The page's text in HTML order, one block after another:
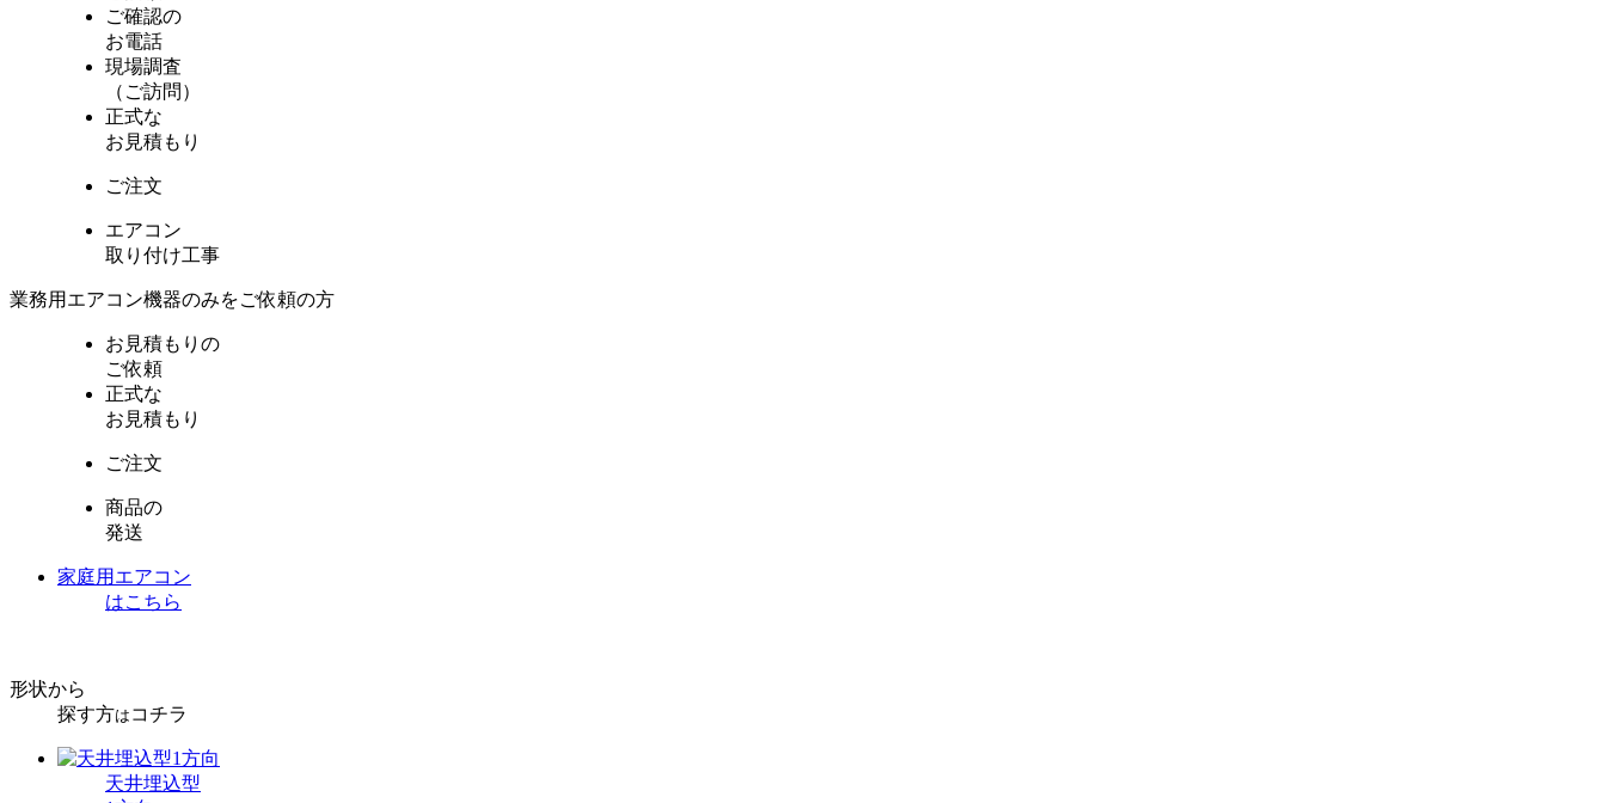
ご確認の
お電話
現場調査
（ご訪問）
正式な
お見積もり
ご注文
エアコン
取り付け工事
業務用エアコン機器のみをご依頼の方
お見積もりの
ご依頼
正式な
お見積もり
ご注文
商品の
発送
家庭用エアコン
はこちら
形状から
探す方は コチラ
天井埋込型